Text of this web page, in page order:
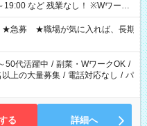
ど 残業なし！ ※Wワーク
40時間超の就業はご案内できま
以上勤務は社会保険への加入対
日雇い派遣の原則禁止）によ
案内が難しい場合があります
★急募 ★職場が気に入れば、長期
50代活躍中 / 副業・WワークOK /
以上の大量募集 / 電話対応なし / パ
る 詳細へ